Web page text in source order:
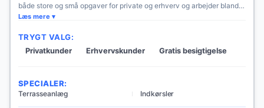
både store og små opgaver for private og erhverv og arbejder blandt
andet med indkørsler, terrasser, stisystemer, trapper og mure. Firmaet
gennem projektet.
Læs mere
TRYGT VALG:
Privatkunder Erhvervskunder Gratis besigtigelse
SPECIALER:
Terrasseanlæg Indkørsler